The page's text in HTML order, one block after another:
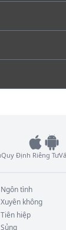
Quy Định Riêng Tư
Ngôn tình
Xuyên không
Tiên hiệp
Sủng